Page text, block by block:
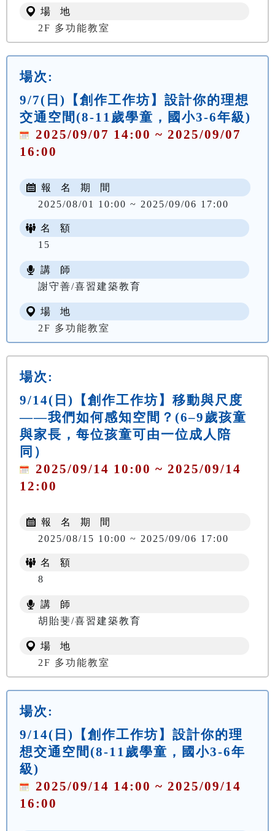
場 地
2F 多功能教室
場次:
9/7(日)【創作工作坊】設計你的理想
交通空間(8-11歲學童，國小3-6年級)
2025/09/07 14:00 ~ 2025/09/07
16:00
報 名 期 間
2025/08/01 10:00 ~ 2025/09/06 17:00
名 額
15
講 師
謝守善/喜習建築教育
場 地
2F 多功能教室
場次:
9/14(日)【創作工作坊】移動與尺度
——我們如何感知空間？(6–9歲孩童
與家長，每位孩童可由一位成人陪
同）
2025/09/14 10:00 ~ 2025/09/14
12:00
報 名 期 間
2025/08/15 10:00 ~ 2025/09/06 17:00
名 額
8
講 師
胡貽斐/喜習建築教育
場 地
2F 多功能教室
場次:
9/14(日)【創作工作坊】設計你的理
想交通空間(8-11歲學童，國小3-6年
級)
2025/09/14 14:00 ~ 2025/09/14
16:00